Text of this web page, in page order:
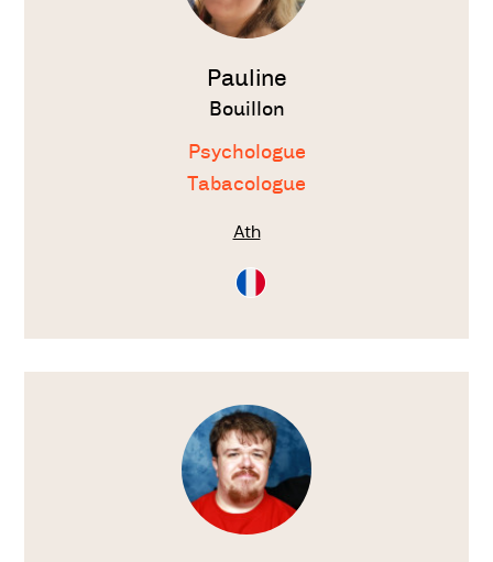
Pauline
Bouillon
Psychologue
Tabacologue
Ath
Consultation
en
Voir